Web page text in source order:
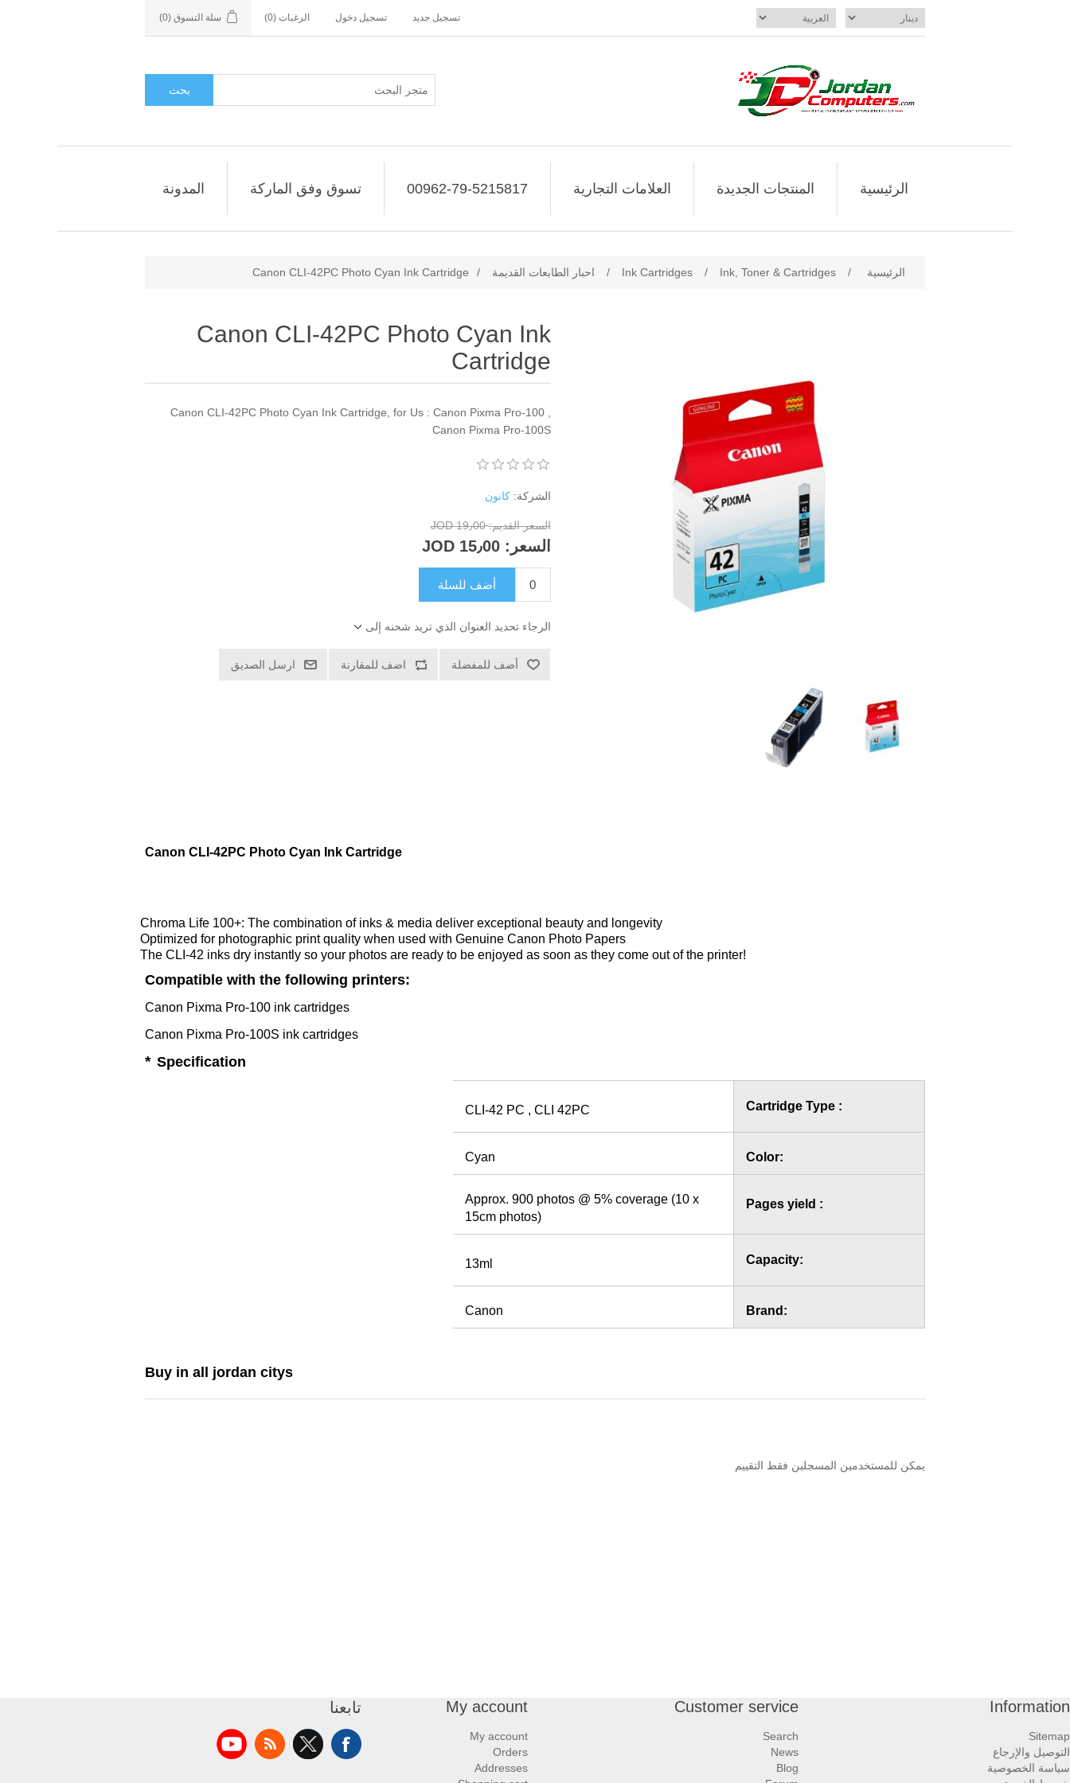
تسجيل جديد تسجيل دخول الرغبات (0) سلة التسوق (0)
بحث
الرئيسية المنتجات الجديدة العلامات التجارية 00962-79-5215817 تسوق وفق الماركة المدونة
الرئيسية /
Ink, Toner & Cartridges
/
Ink Cartridges
/ احبار الطابعات القديمة /
Canon CLI-42PC Photo Cyan Ink Cartridge
Canon CLI-42PC Photo Cyan Ink
Cartridge
Canon CLI-42PC Photo Cyan Ink Cartridge, for Us : Canon Pixma Pro-100 ,
Canon Pixma Pro-100S
الشركة: كانون
السعر القديم: 19٫00 JOD
السعر: 15٫00 JOD
أضف للسلة
الرجاء تحديد العنوان الذي تريد شحنه إلى
أضف للمفضلة اضف للمقارنة ارسل الصديق
Chroma Life 100+: The combination of inks & media deliver exceptional beauty and longevity
Optimized for photographic print quality when used with Genuine Canon Photo Papers
The CLI-42 inks dry instantly so your photos are ready to be enjoyed as soon as they come out of the printer!
Compatible with the following printers:
Canon Pixma Pro-100 ink cartridges
Canon Pixma Pro-100S ink cartridges
Specification
*
Cartridge Type :
CLI-42 PC , CLI 42PC
Color:
Cyan
Pages yield :
Approx. 900 photos @ 5% coverage (10 x
15cm photos)
Capacity:
13ml
Brand:
Canon
Buy in all jordan citys
يمكن للمستخدمين المسجلين فقط التقييم
Information
Sitemap
التوصيل والإرجاع
سياسة الخصوصية
Customer service
Search
News
Blog
My account
My account
Orders
Addresses
تابعنا